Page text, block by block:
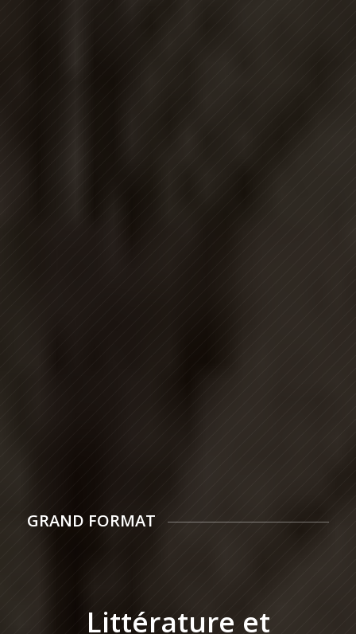
GRAND FORMAT
Littérature et